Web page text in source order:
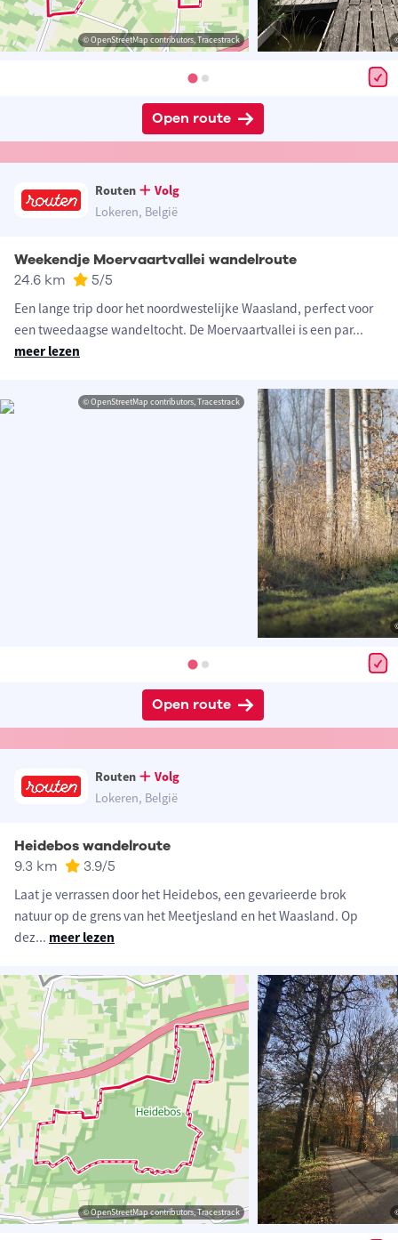
© OpenStreetMap contributors, Tracestrack
Open route
Routen
Volg
Lokeren, België
Weekendje Moervaartvallei wandelroute
24.6 km 5/5
Een lange trip door het noordwestelijke Waasland, perfect voor
een tweedaagse wandeltocht. De Moervaartvallei is een par...
meer lezen
© OpenStreetMap contributors, Tracestrack
Open route
Routen
Volg
Lokeren, België
Heidebos wandelroute
9.3 km 3.9/5
Laat je verrassen door het Heidebos, een gevarieerde brok
natuur op de grens van het Meetjesland en het Waasland. Op
dez... meer lezen
© OpenStreetMap contributors, Tracestrack